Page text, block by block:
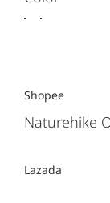
Shopee
Naturehike
Lazada